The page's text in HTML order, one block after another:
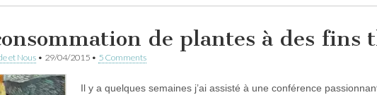
de plantes à des fins
et Nous • 29/04/2015 • 5 Comments
Il y a quelques semaines j’ai assisté à une conférence